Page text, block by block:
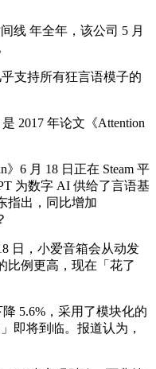
线 年全年，该公司 5 月
支持所有狂言语模子的
2017 年论文《Attention
6 月 18 日正在 Steam 平
为数字 AI 供给了言语基
指出，同比增加
日，小爱音箱会从动发
比例更高，现在「花了
5.6%，采用了模块化的
即将到临。报道认为，